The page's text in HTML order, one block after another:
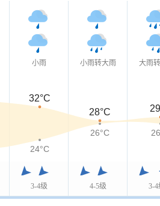
小雨
3-4级
小雨转大雨
4-5级
大雨
3-4
32°C
28°C
24°C
26°C